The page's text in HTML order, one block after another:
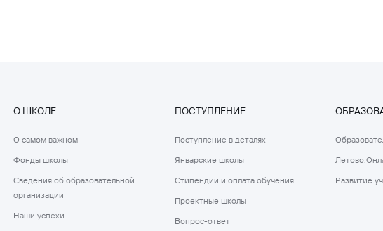
О ШКОЛЕ
О самом важном
Фонды школы
Сведения об образовательной
организации
Наши успехи
ПОСТУПЛЕНИЕ
Поступление в деталях
Январские школы
Стипендии и оплата обучения
Проектные школы
Вопрос-ответ
Развитие